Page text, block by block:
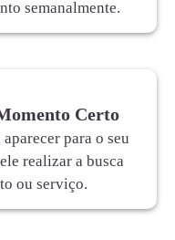
semanalmente.
Certo
para o seu
realizar a busca
ou serviço.